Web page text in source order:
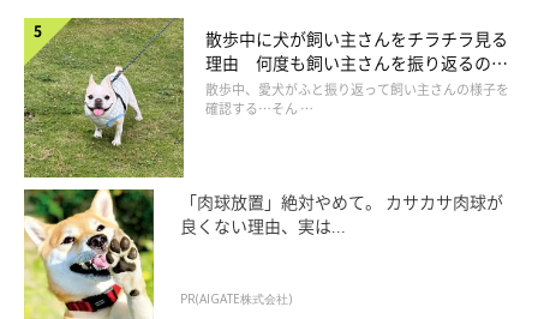
散歩中に犬が飼い主さんをチラチラ見る
理由 何度も飼い主さんを振り返るのは
なぜ？
散歩中、愛犬がふと振り返って飼い主さんの様子を
確認する…そん …
「肉球放置」絶対やめて。 カサカサ肉球が
良くない理由、実は...
PR(AIGATE株式会社)